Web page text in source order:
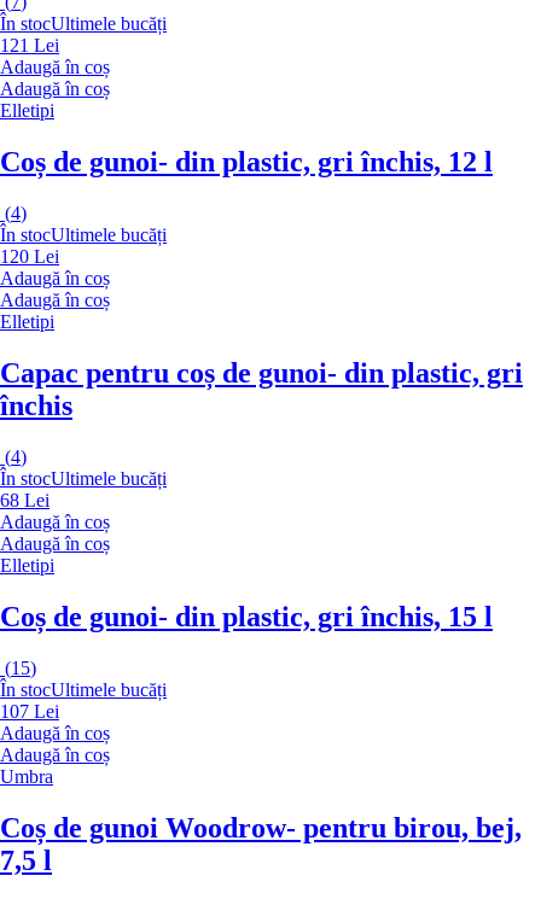
În stocUltimele bucăți
121 Lei
Adaugă în coș
Adaugă în coș
Elletipi
Coș de gunoi- din plastic, gri închis, 12 l
(4)
În stocUltimele bucăți
120 Lei
Adaugă în coș
Adaugă în coș
Elletipi
Capac pentru coș de gunoi- din plastic, gri
închis
(4)
În stocUltimele bucăți
68 Lei
Adaugă în coș
Adaugă în coș
Elletipi
Coș de gunoi- din plastic, gri închis, 15 l
(15)
În stocUltimele bucăți
107 Lei
Adaugă în coș
Adaugă în coș
Umbra
Coș de gunoi Woodrow- pentru birou, bej,
7,5 l